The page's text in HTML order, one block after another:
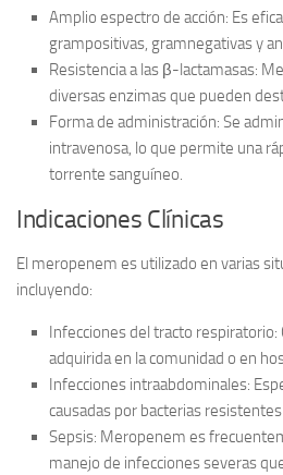
Amplio espectro de acción: Es
grampositivas, gramnegativas y
Resistencia a las β-lactamasas:
diversas enzimas que pueden
Forma de administración: Se
intravenosa, lo que permite una
torrente sanguíneo.
Indicaciones Clínicas
El meropenem es utilizado en varias
incluyendo:
Infecciones del tracto respiratorio:
adquirida en la comunidad o en
Infecciones intraabdominales:
causadas por bacterias
Sepsis: Meropenem es
manejo de infecciones severas